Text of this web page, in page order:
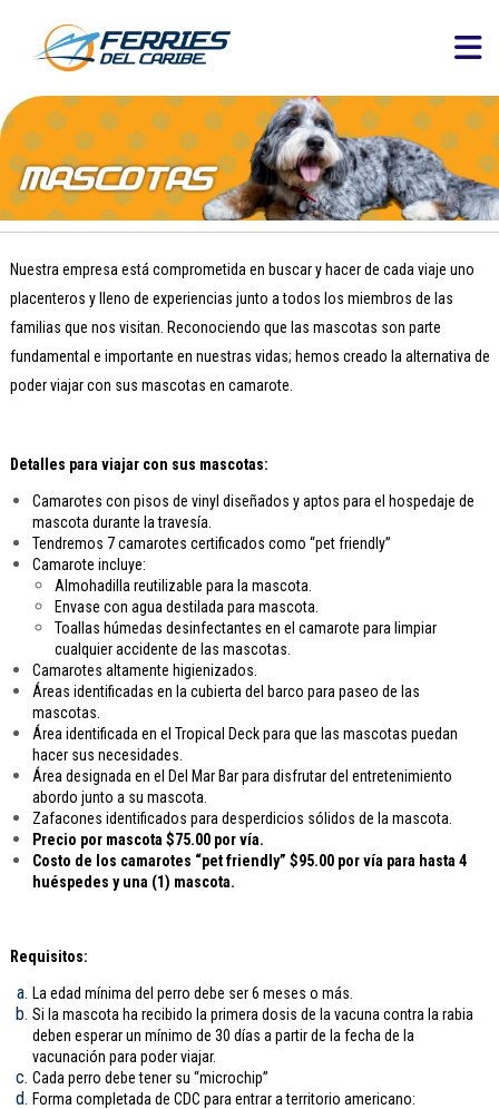
Nuestra empresa está comprometida en buscar y hacer de cada viaje uno
placenteros y lleno de experiencias junto a todos los miembros de las
familias que nos visitan. Reconociendo que las mascotas son parte
fundamental e importante en nuestras vidas; hemos creado la alternativa de
poder viajar con sus mascotas en camarote.
Detalles para viajar con sus mascotas:
Camarotes con pisos de vinyl diseñados y aptos para el hospedaje de
mascota durante la travesía.
Tendremos 7 camarotes certificados como “pet friendly”
Camarote incluye:
Almohadilla reutilizable para la mascota.
Envase con agua destilada para mascota.
Toallas húmedas desinfectantes en el camarote para limpiar
cualquier accidente de las mascotas.
Camarotes altamente higienizados.
Áreas identificadas en la cubierta del barco para paseo de las
mascotas.
Área identificada en el Tropical Deck para que las mascotas puedan
hacer sus necesidades.
Área designada en el Del Mar Bar para disfrutar del entretenimiento
abordo junto a su mascota.
Zafacones identificados para desperdicios sólidos de la mascota.
Precio por mascota $75.00 por vía.
Costo de los camarotes “pet friendly” $95.00 por vía para hasta 4
huéspedes y una (1) mascota.
Requisitos:
La edad mínima del perro debe ser 6 meses o más.
Si la mascota ha recibido la primera dosis de la vacuna contra la rabia
deben esperar un mínimo de 30 días a partir de la fecha de la
vacunación para poder viajar.
Cada perro debe tener su “microchip”
Forma completada de CDC para entrar a territorio americano: